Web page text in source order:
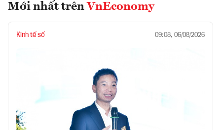
Mới nhất trên VnEconomy
Kinh tế số 09:08, 06/08/2026